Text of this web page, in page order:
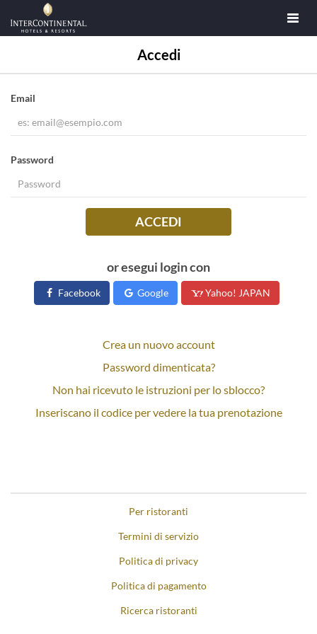
Accedi
Email
Password
ACCEDI
or esegui login con
Facebook Google Yahoo! JAPAN
Crea un nuovo account
Password dimenticata?
Non hai ricevuto le istruzioni per lo sblocco?
Inseriscano il codice per vedere la tua prenotazione
Per ristoranti
Termini di servizio
Politica di privacy
Politica di pagamento
Ricerca ristoranti